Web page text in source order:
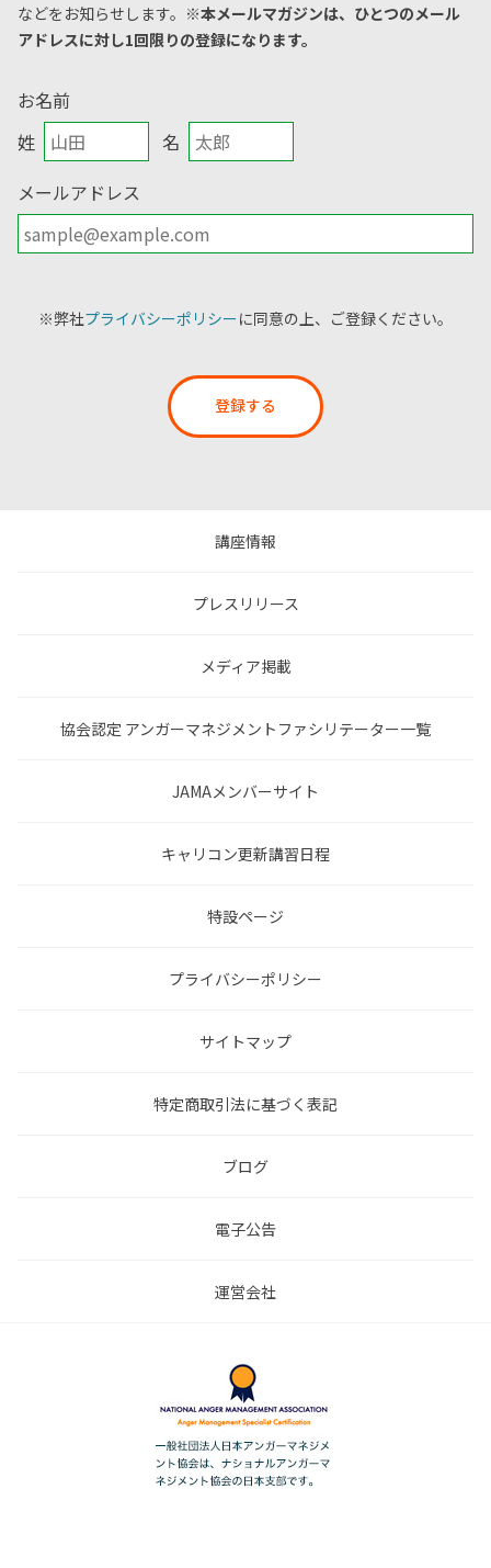
などをお知らせします。 ※本メールマガジンは、ひとつのメール
アドレスに対し1回限りの登録になります。
お名前
姓
名
メールアドレス
※弊社プライバシーポリシーに同意の上、ご登録ください。
登録する
講座情報
プレスリリース
メディア掲載
協会認定 アンガーマネジメントファシリテーター一覧
JAMAメンバーサイト
キャリコン更新講習日程
特設ページ
プライバシーポリシー
サイトマップ
特定商取引法に基づく表記
ブログ
電子公告
運営会社